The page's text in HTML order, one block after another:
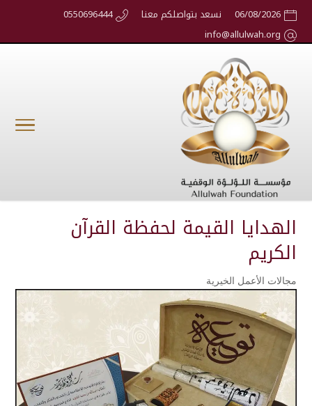
06/08/2026 نسعد بتواصلكم معنا
0550696444
info@allulwah.org
الهدايا القيمة لحفظة القرآن
الكريم
مجالات الأعمل الخيرية